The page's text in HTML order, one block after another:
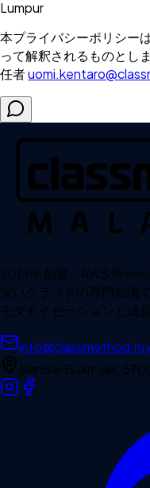
Lumpur
本プライバシーポリシー
って解釈されるものとし
任者
2014年創業、AWS
深いクラウドの専門知識
モダナイゼーションと成
Bandar Bukit Jalil,